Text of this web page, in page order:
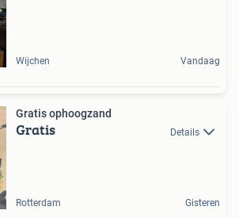
Wijchen Vandaag
Gratis ophoogzand
Gratis Details
Rotterdam Gisteren